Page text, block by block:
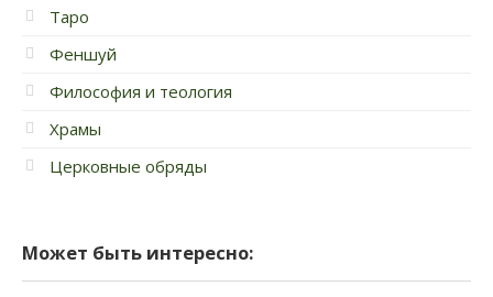
Таро
Феншуй
Философия и теология
Храмы
Церковные обряды
Может быть интересно: